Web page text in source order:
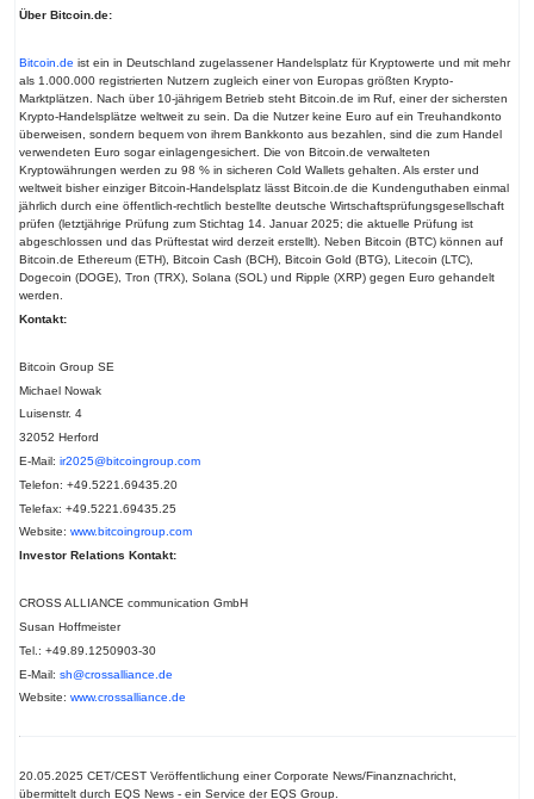
Über Bitcoin.de:
Bitcoin.de ist ein in Deutschland zugelassener Handelsplatz für Kryptowerte und mit mehr
als 1.000.000 registrierten Nutzern zugleich einer von Europas größten Krypto-
Marktplätzen. Nach über 10-jährigem Betrieb steht Bitcoin.de im Ruf, einer der sichersten
Krypto-Handelsplätze weltweit zu sein. Da die Nutzer keine Euro auf ein Treuhandkonto
überweisen, sondern bequem von ihrem Bankkonto aus bezahlen, sind die zum Handel
verwendeten Euro sogar einlagengesichert. Die von Bitcoin.de verwalteten
Kryptowährungen werden zu 98 % in sicheren Cold Wallets gehalten. Als erster und
weltweit bisher einziger Bitcoin-Handelsplatz lässt Bitcoin.de die Kundenguthaben einmal
jährlich durch eine öffentlich-rechtlich bestellte deutsche Wirtschaftsprüfungsgesellschaft
prüfen (letztjährige Prüfung zum Stichtag 14. Januar 2025; die aktuelle Prüfung ist
abgeschlossen und das Prüftestat wird derzeit erstellt). Neben Bitcoin (BTC) können auf
Bitcoin.de Ethereum (ETH), Bitcoin Cash (BCH), Bitcoin Gold (BTG), Litecoin (LTC),
Dogecoin (DOGE), Tron (TRX), Solana (SOL) und Ripple (XRP) gegen Euro gehandelt
werden.
Kontakt:
Bitcoin Group SE
Michael Nowak
Luisenstr. 4
32052 Herford
E-Mail: ir2025@bitcoingroup.com
Telefon: +49.5221.69435.20
Telefax: +49.5221.69435.25
Website: www.bitcoingroup.com
Investor Relations Kontakt:
CROSS ALLIANCE communication GmbH
Susan Hoffmeister
Tel.: +49.89.1250903-30
E-Mail: sh@crossalliance.de
Website: www.crossalliance.de
20.05.2025 CET/CEST Veröffentlichung einer Corporate News/Finanznachricht,
übermittelt durch EQS News - ein Service der EQS Group.